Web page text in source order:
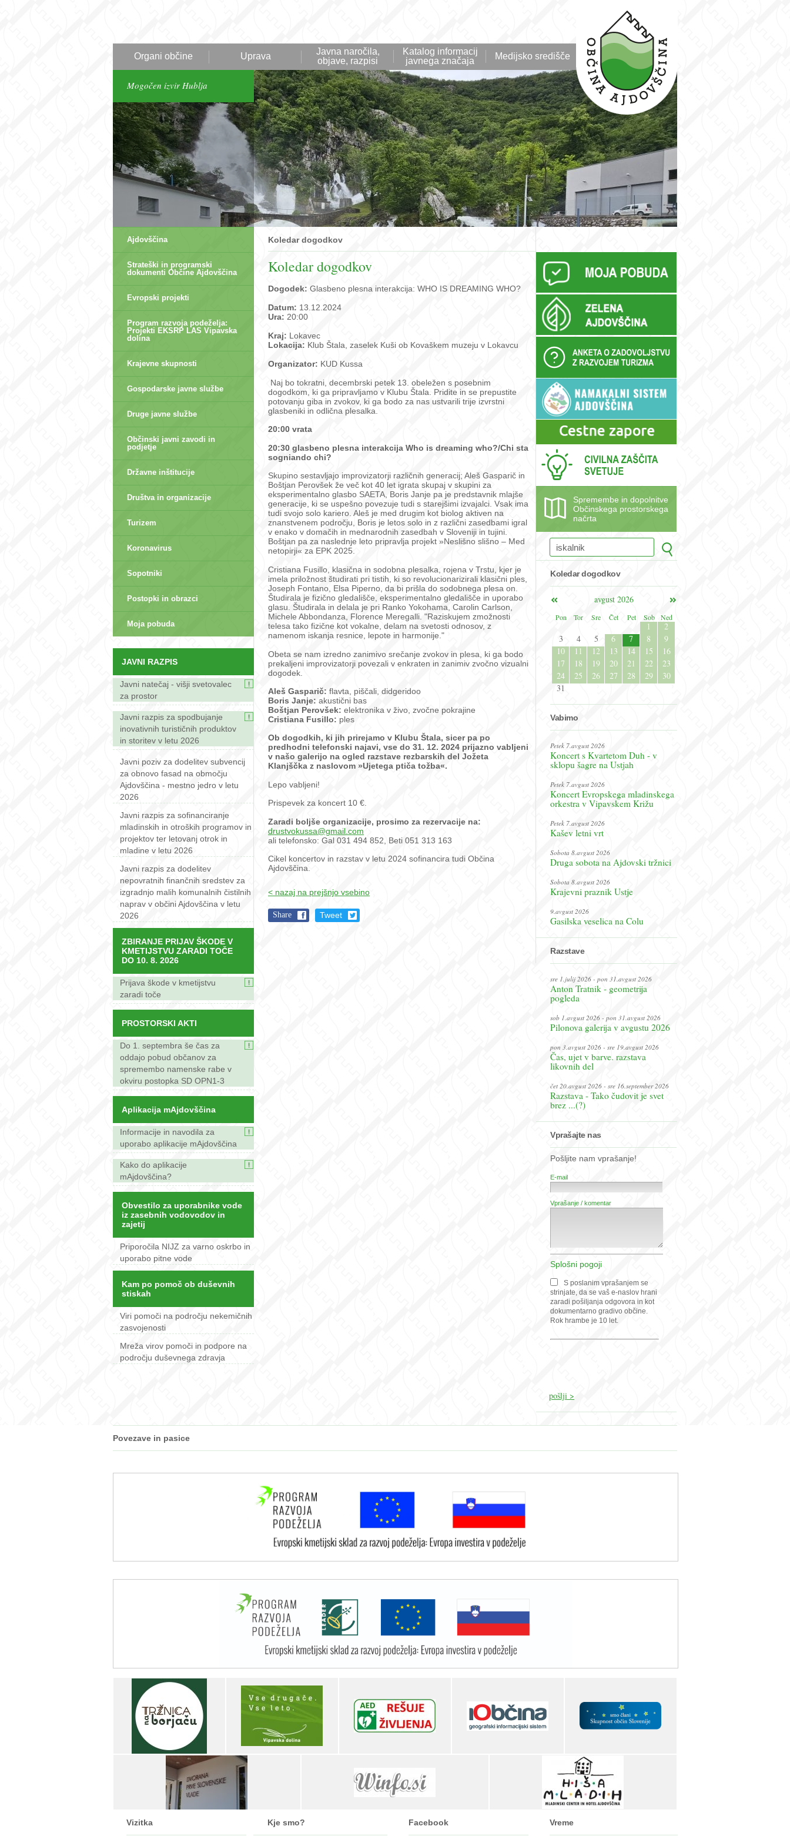
Organi občine Uprava
Javna naročila,
objave, razpisi
Katalog informacij
javnega značaja
Medijsko središče
Mogočen izvir Hublja
Ajdovščina
Strateški in programski
dokumenti Občine Ajdovščina
Evropski projekti
Program razvoja podeželja:
Projekti EKSRP LAS Vipavska
dolina
Krajevne skupnosti
Gospodarske javne službe
Druge javne službe
Občinski javni zavodi in
podjetje
Državne inštitucije
Društva in organizacije
Turizem
Koronavirus
Sopotniki
Postopki in obrazci
Moja pobuda
JAVNI RAZPIS
Javni natečaj - višji svetovalec
za prostor
Javni razpis za spodbujanje
inovativnih turističnih produktov
in storitev v letu 2026
Javni poziv za dodelitev subvencij
za obnovo fasad na območju
Ajdovščina - mestno jedro v letu
2026
Javni razpis za sofinanciranje
mladinskih in otroških programov in
projektov ter letovanj otrok in
mladine v letu 2026
Javni razpis za dodelitev
nepovratnih finančnih sredstev za
izgradnjo malih komunalnih čistilnih
naprav v občini Ajdovščina v letu
2026
ZBIRANJE PRIJAV ŠKODE V
KMETIJSTVU ZARADI TOČE
DO 10. 8. 2026
Prijava škode v kmetijstvu
zaradi toče
PROSTORSKI AKTI
Do 1. septembra še čas za
oddajo pobud občanov za
spremembo namenske rabe v
okviru postopka SD OPN1-3
Aplikacija mAjdovščina
Informacije in navodila za
uporabo aplikacije mAjdovščina
Kako do aplikacije
mAjdovščina?
Obvestilo za uporabnike vode
iz zasebnih vodovodov in
zajetij
Priporočila NIJZ za varno oskrbo in
uporabo pitne vode
Kam po pomoč ob duševnih
stiskah
Viri pomoči na področju nekemičnih
zasvojenosti
Mreža virov pomoči in podpore na
področju duševnega zdravja
Koledar dogodkov
Koledar dogodkov
Dogodek: Glasbeno plesna interakcija: WHO IS DREAMING WHO?
Datum: 13.12.2024
Ura: 20:00
Kraj: Lokavec
Lokacija: Klub Štala, zaselek Kuši ob Kovaškem muzeju v Lokavcu
Organizator: KUD Kussa
Naj bo tokratni, decembrski petek 13. obeležen s posebnim
dogodkom, ki ga pripravljamo v Klubu Štala. Pridite in se prepustite
potovanju giba in zvokov, ki ga bodo za nas ustvarili trije izvrstni
glasbeniki in odlična plesalka.
20:00 vrata
20:30 glasbeno plesna interakcija Who is dreaming who?/Chi sta
sogniando chi?
Skupino sestavljajo improvizatorji različnih generacij; Aleš Gasparič in
Boštjan Perovšek že več kot 40 let igrata skupaj v skupini za
eksperimentalno glasbo SAETA, Boris Janje pa je predstavnik mlajše
generacije, ki se uspešno povezuje tudi s starejšimi izvajalci. Vsak ima
tudi svojo solo kariero. Aleš je med drugim kot biolog aktiven na
znanstvenem področju, Boris je letos solo in z različni zasedbami igral
v enako v domačih in mednarodnih zasedbah v Sloveniji in tujini.
Boštjan pa za naslednje leto pripravlja projekt »Neslišno slišno – Med
netopirji« za EPK 2025.
Cristiana Fusillo, klasična in sodobna plesalka, rojena v Trstu, kjer je
imela priložnost študirati pri tistih, ki so revolucionarizirali klasični ples,
Joseph Fontano, Elsa Piperno, da bi prišla do sodobnega plesa on.
Študirala je fizično gledališče, eksperimentalno gledališče in uporabo
glasu. Študirala in delala je pri Ranko Yokohama, Carolin Carlson,
Michele Abbondanza, Florence Meregalli. "Raziskujem zmožnosti
telesa tako fizične kot vokalne, delam na svetosti odnosov, z
namenom iskanja resnice, lepote in harmonije."
Obeta se nam izredno zanimivo srečanje zvokov in plesa, ki ga bodo
prekaljeni improvizatorji povezali v enkraten in zanimiv zvočno vizualni
dogodek.
Aleš Gasparič: flavta, piščali, didgeridoo
Boris Janje: akustični bas
Boštjan Perovšek: elektronika v živo, zvočne pokrajine
Cristiana Fusillo: ples
Ob dogodkih, ki jih prirejamo v Klubu Štala, sicer pa po
predhodni telefonski najavi, vse do 31. 12. 2024 prijazno vabljeni
v našo galerijo na ogled razstave rezbarskih del Jožeta
Klanjščka z naslovom »Ujetega ptiča tožba«.
Lepo vabljeni!
Prispevek za koncert 10 €.
Zaradi boljše organizacije, prosimo za rezervacije na:
drustvokussa@gmail.com
ali telefonsko: Gal 031 494 852, Beti 051 313 163
Cikel koncertov in razstav v letu 2024 sofinancira tudi Občina
Ajdovščina.
< nazaj na prejšnjo vsebino
Share Tweet
Spremembe in dopolnitve
Občinskega prostorskega
načrta
Koledar dogodkov
avgust 2026
Pon
Tor Sre Čet Pet Sob Ned
1
2
3
4 5 6 7 8
9
10
11 12 13 14 15
16
17
18 19 20 21 22
23
24
25 26 27 28 29
30
31
Vabimo
Petek 7.avgust 2026
Koncert s Kvartetom Duh - v
sklopu šagre na Ustjah
Petek 7.avgust 2026
Koncert Evropskega mladinskega
orkestra v Vipavskem Križu
Petek 7.avgust 2026
Kašev letni vrt
Sobota 8.avgust 2026
Druga sobota na Ajdovski tržnici
Sobota 8.avgust 2026
Krajevni praznik Ustje
9.avgust 2026
Gasilska veselica na Colu
Razstave
sre 1.julij 2026 - pon 31.avgust 2026
Anton Tratnik - geometrija
pogleda
sob 1.avgust 2026 - pon 31.avgust 2026
Pilonova galerija v avgustu 2026
pon 3.avgust 2026 - sre 19.avgust 2026
Čas, ujet v barve. razstava
likovnih del
čet 20.avgust 2026 - sre 16.september 2026
Razstava - Tako čudovit je svet
brez ...(?)
Vprašajte nas
Pošljite nam vprašanje!
E-mail
Vprašanje / komentar
Splošni pogoji
S poslanim vprašanjem se
strinjate, da se vaš e-naslov hrani
zaradi pošiljanja odgovora in kot
dokumentarno gradivo občine.
Rok hrambe je 10 let.
Povezave in pasice
Vizitka Kje smo? Facebook Vreme